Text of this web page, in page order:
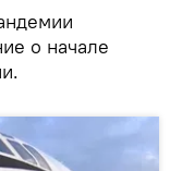
о начале